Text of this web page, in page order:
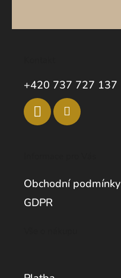
+420 737 727 137
Obchodní podmínky
GDPR